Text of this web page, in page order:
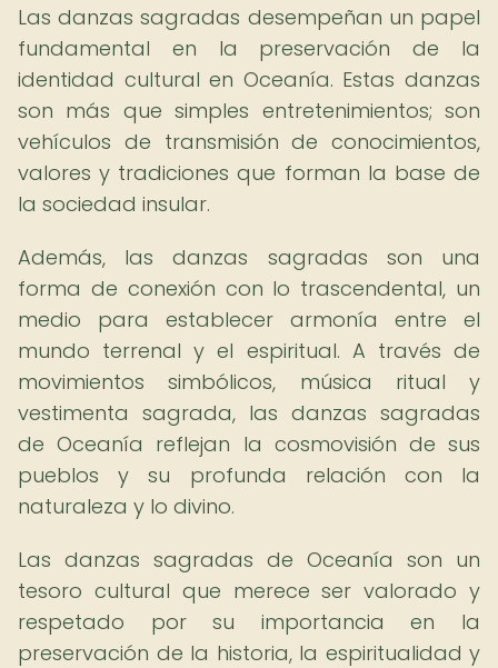
Las danzas sagradas desempeñan un papel
fundamental en la preservación de la
identidad cultural en Oceanía. Estas danzas
son más que simples entretenimientos; son
vehículos de transmisión de conocimientos,
valores y tradiciones que forman la base de
la sociedad insular.
Además, las danzas sagradas son una
forma de conexión con lo trascendental, un
medio para establecer armonía entre el
mundo terrenal y el espiritual. A través de
movimientos simbólicos, música ritual y
vestimenta sagrada, las danzas sagradas
de Oceanía reflejan la cosmovisión de sus
pueblos y su profunda relación con la
naturaleza y lo divino.
Las danzas sagradas de Oceanía son un
tesoro cultural que merece ser valorado y
respetado por su importancia en la
preservación de la historia, la espiritualidad y